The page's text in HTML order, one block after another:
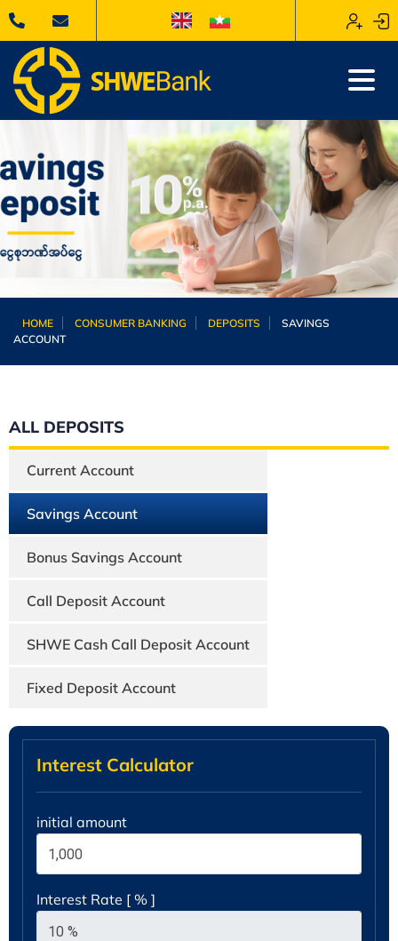
HOME CONSUMER BANKING DEPOSITS
SAVINGS
ACCOUNT
ALL DEPOSITS
Current Account
Savings Account
Bonus Savings Account
Call Deposit Account
SHWE Cash Call Deposit Account
Fixed Deposit Account
Interest Calculator
initial amount
Interest Rate [ % ]